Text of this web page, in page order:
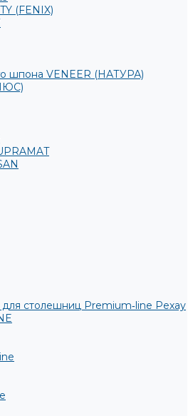
(FENIX)
шпона VENEER (НАТУРА)
столешниц Premium‑line Рехау